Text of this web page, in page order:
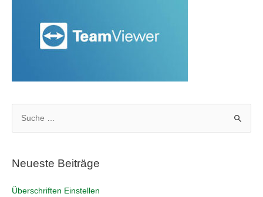
Neueste Beiträge
Überschriften Einstellen